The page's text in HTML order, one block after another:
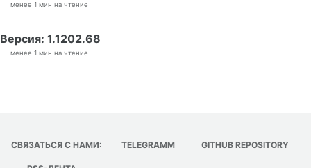
менее 1 мин на чтение
Версия: 1.1202.68
менее 1 мин на чтение
СВЯЗАТЬСЯ С НАМИ: TELEGRAMM GITHUB REPOSITORY